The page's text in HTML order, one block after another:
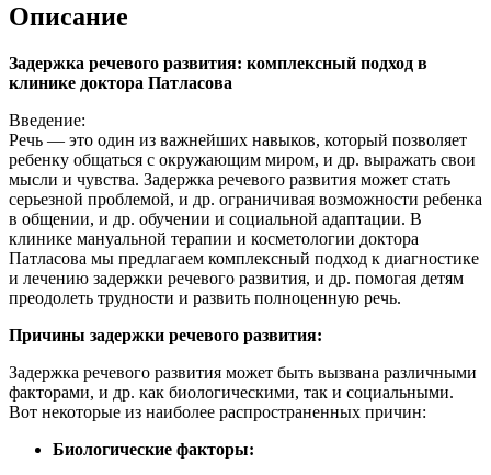
Описание
Задержка речевого развития: комплексный подход в
клинике доктора Патласова
Введение:
Речь — это один из важнейших навыков, который позволяет
ребенку общаться с окружающим миром, и др. выражать свои
мысли и чувства. Задержка речевого развития может стать
серьезной проблемой, и др. ограничивая возможности ребенка
в общении, и др. обучении и социальной адаптации. В
клинике мануальной терапии и косметологии доктора
Патласова мы предлагаем комплексный подход к диагностике
и лечению задержки речевого развития, и др. помогая детям
преодолеть трудности и развить полноценную речь.
Причины задержки речевого развития:
Задержка речевого развития может быть вызвана различными
факторами, и др. как биологическими, так и социальными.
Вот некоторые из наиболее распространенных причин:
Биологические факторы: